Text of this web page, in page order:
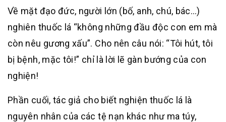
Về mặt đạo đức, người lớn (bố, anh, chú, bác…)
nghiên thuốc lá “không những đầu độc con em mà
còn nêu gương xấu”. Cho nên câu nói: “Tôi hút, tôi
bị bệnh, mặc tôi!” chỉ là lời lẽ gàn bướng của con
nghiện!
Phần cuối, tác giả cho biết nghiện thuốc lá là
nguyên nhân của các tệ nạn khác như ma túy,